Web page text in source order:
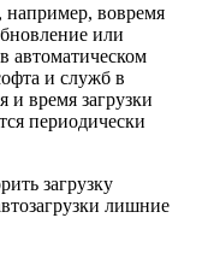
например, вовремя
или
автоматическом
и служб в
и время загрузки
периодически
загрузку
лишние